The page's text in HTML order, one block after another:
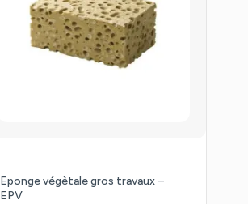
Eponge végètale gros travaux –
EPV